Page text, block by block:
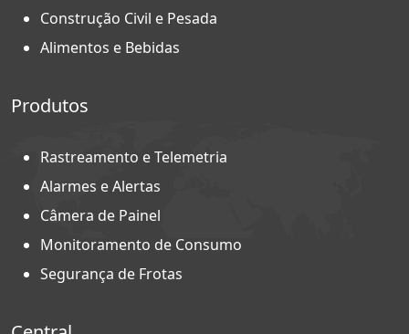
Construção Civil e Pesada
Alimentos e Bebidas
Produtos
Rastreamento e Telemetria
Alarmes e Alertas
Câmera de Painel
Monitoramento de Consumo
Segurança de Frotas